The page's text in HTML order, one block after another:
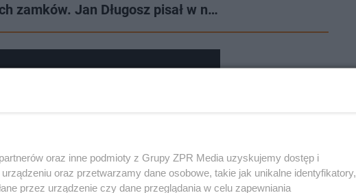
zamków. Jan Długosz pisał w n…
oraz inne podmioty z Grupy ZPR Media uzyskujemy dostęp i
oraz przetwarzamy dane osobowe, takie jak unikalne identyfikatory,
przez urządzenie czy dane przeglądania w celu zapewniania